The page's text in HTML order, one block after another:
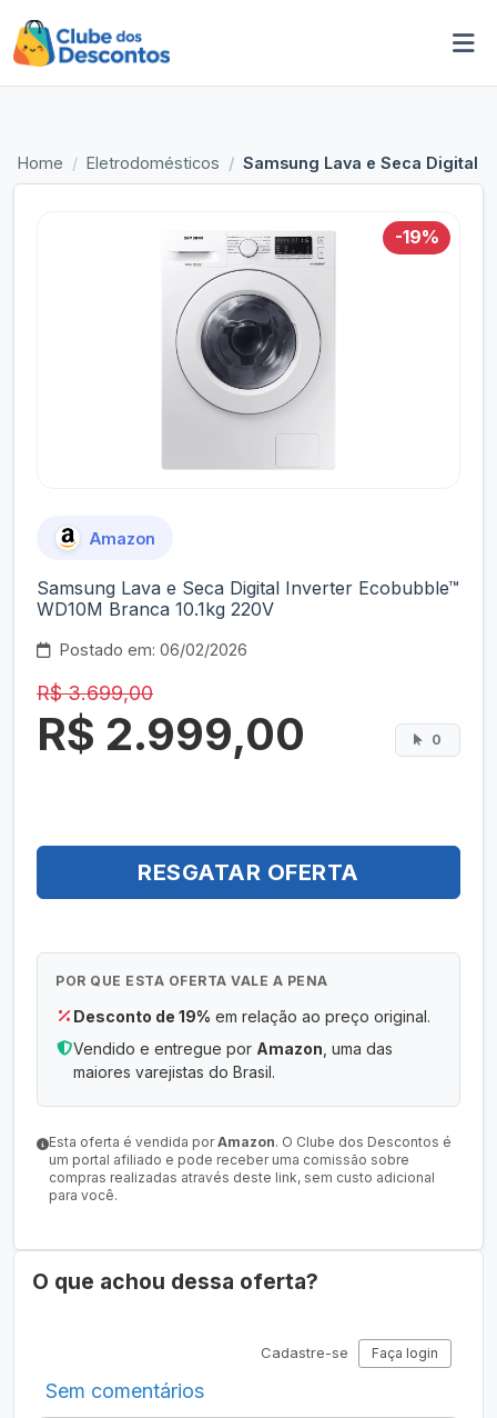
Home Eletrodomésticos Samsung Lava e Seca Digital
-19%
Amazon
Samsung Lava e Seca Digital Inverter Ecobubble™
WD10M Branca 10.1kg 220V
Postado em: 06/02/2026
R$ 3.699,00
R$ 2.999,00 0
RESGATAR OFERTA
POR QUE ESTA OFERTA VALE A PENA
Desconto de 19% em relação ao preço original.
Vendido e entregue por Amazon , uma das
maiores varejistas do Brasil.
Esta oferta é vendida porAmazon. O Clube dos Descontos é
um portal afiliado e pode receber uma comissão sobre
compras realizadas através deste link, sem custo adicional
para você.
O que achou dessa oferta?